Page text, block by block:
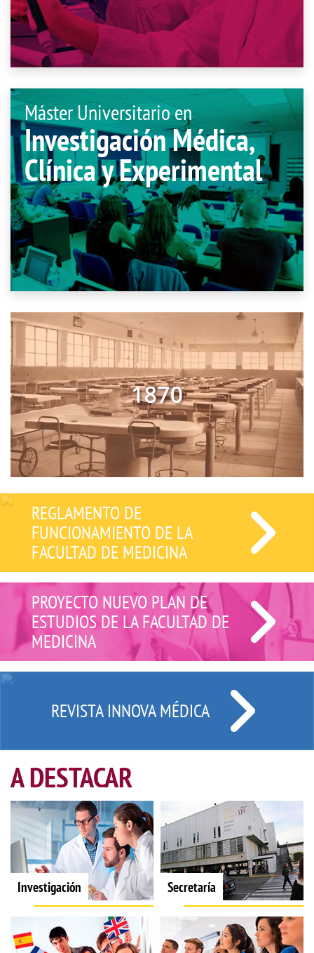
Máster Universitario en
Investigación Médica,
Clínica y Experimental
REGLAMENTO DE
FUNCIONAMIENTO DE LA
FACULTAD DE MEDICINA
PROYECTO NUEVO PLAN DE
ESTUDIOS DE LA FACULTAD DE
MEDICINA
REVISTA INNOVA MÉDICA
A DESTACAR
Investigación Secretaría